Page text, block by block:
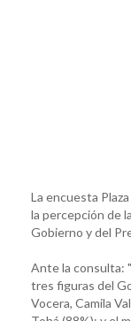
La encuesta
la percepción de
Gobierno y del
Ante la consulta:
tres figuras del
Vocera, Camila